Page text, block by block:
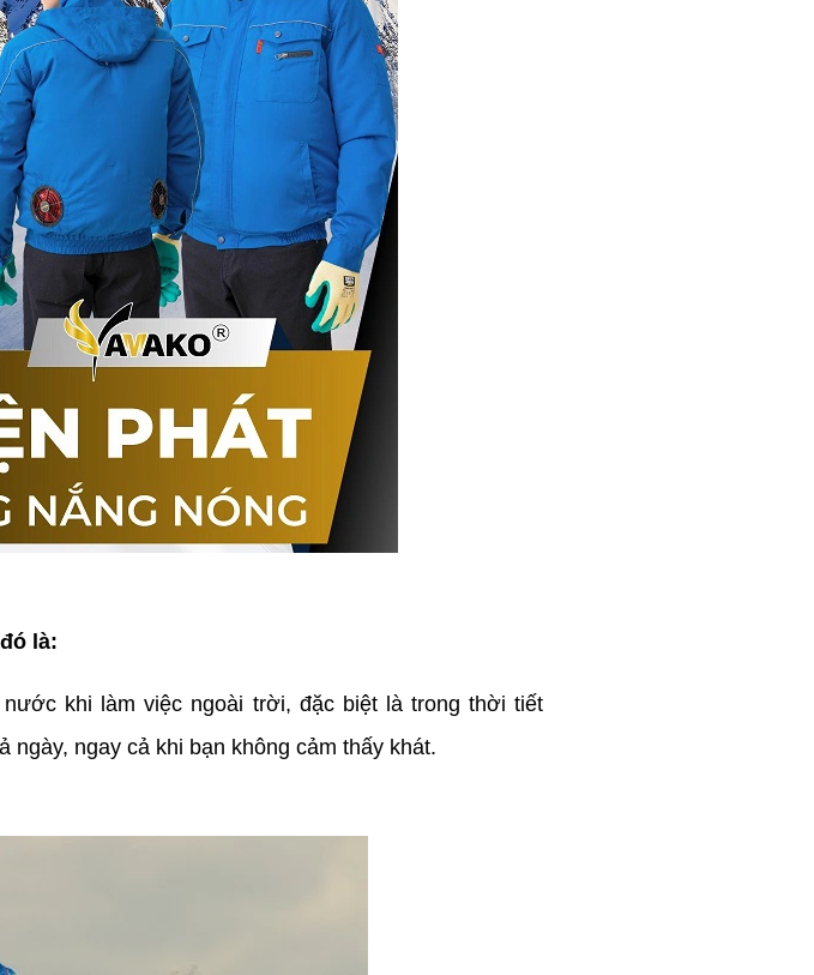
là:
khi làm việc ngoài trời, đặc biệt là trong thời tiết
ngay cả khi bạn không cảm thấy khát.